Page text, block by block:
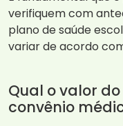
verifiquem com
plano de saúde
variar de acordo
Qual o valor
convênio